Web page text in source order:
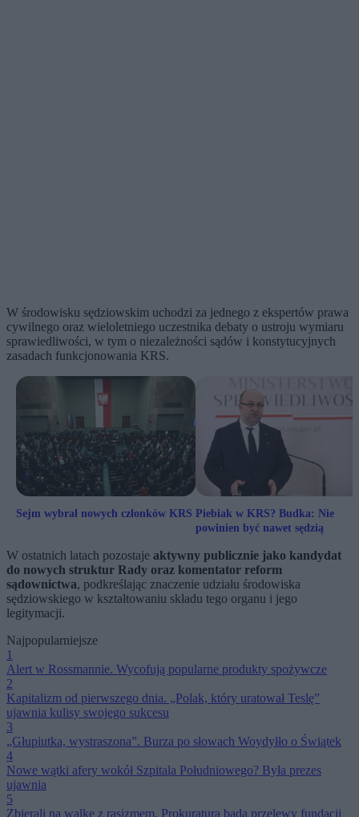
W środowisku sędziowskim uchodzi za jednego z ekspertów prawa
cywilnego oraz wieloletniego uczestnika debaty o ustroju wymiaru
sprawiedliwości, w tym o niezależności sądów i konstytucyjnych
zasadach funkcjonowania KRS.
Sejm wybrał nowych członków KRS Piebiak w KRS? Budka: Nie
powinien być nawet sędzią
W ostatnich latach pozostaje aktywny publicznie jako kandydat
do nowych struktur Rady oraz komentator reform
sądownictwa, podkreślając znaczenie udziału środowiska
sędziowskiego w kształtowaniu składu tego organu i jego
legitymacji.
Najpopularniejsze
1
Alert w Rossmannie. Wycofują popularne produkty spożywcze
2
Kapitalizm od pierwszego dnia. „Polak, który uratował Teslę”
ujawnia kulisy swojego sukcesu
3
„Głupiutka, wystraszona”. Burza po słowach Woydyłło o Świątek
4
Nowe wątki afery wokół Szpitala Południowego? Była prezes
ujawnia
5
Zbierali na walkę z rasizmem. Prokuratura bada przelewy fundacji